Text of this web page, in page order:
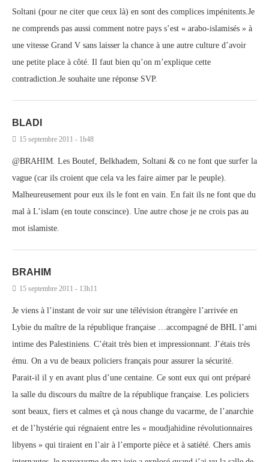
Soltani (pour ne citer que ceux là) en sont des complices impénitents.Je
ne comprends pas aussi comment notre pays s’est « arabo-islamisés » à
une vitesse Grand V sans laisser la chance à une autre culture d’avoir
une petite place à côté. Il faut bien qu’on m’explique cette
contradiction.Je souhaite une réponse SVP.
BLADI
15 septembre 2011 - 1h48
@BRAHIM. Les Boutef, Belkhadem, Soltani & co ne font que surfer la
vague (car ils croient que cela va les faire aimer par le peuple).
Malheureusement pour eux ils le font en vain. En fait ils ne font que du
mal à L’islam (en toute conscince). Une autre chose je ne crois pas au
mot islamiste.
BRAHIM
15 septembre 2011 - 13h11
Je viens à l’instant de voir sur une télévision étrangère l’arrivée en
Lybie du maître de la république française …accompagné de BHL l’ami
intime des Palestiniens. C’était très bien et impressionnant. J’étais très
ému. On a vu de beaux policiers français pour assurer la sécurité.
Parait-il il y en avant plus d’une centaine. Ce sont eux qui ont préparé
la salle du discours du maître de la république française. Les policiers
sont beaux, fiers et calmes et çà nous change du vacarme, de l’anarchie
et de l’hystérie qui régnaient entre les « moudjahidine révolutionnaires
libyens » qui tiraient en l’air à l’emporte pièce et à satiété. Chers amis